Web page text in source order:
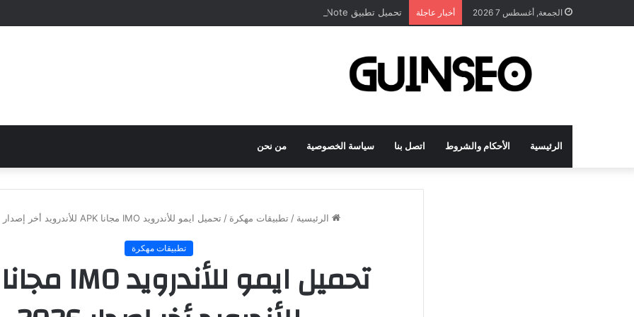
الجمعة, أغسطس 7 2026 أخبار عاجلة تحميل تطبيق DrawNote مهكر 2026 النسخة المدفوعة للأندرويد مجاناً
الرئيسية الأحكام والشروط اتصل بنا سياسة الخصوصية من نحن
الرئيسية / تطبيقات مهكرة / تحميل ايمو للأندرويد IMO مجانا APK للأندرويد أخر إصدار 2026
تطبيقات مهكرة